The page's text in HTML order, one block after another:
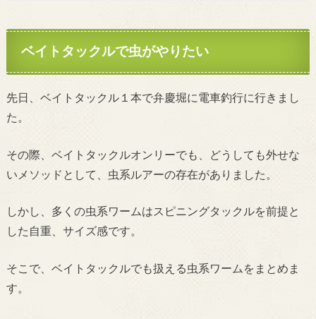
ベイトタックルで虫がやりたい
先日、ベイトタックル１本で弁慶堀に電車釣行に行きまし
た。
その際、ベイトタックルオンリーでも、どうしても外せな
いメソッドとして、虫系ルアーの存在がありました。
しかし、多くの虫系ワームはスピニングタックルを前提と
した自重、サイズ感です。
そこで、ベイトタックルでも扱える虫系ワームをまとめま
す。